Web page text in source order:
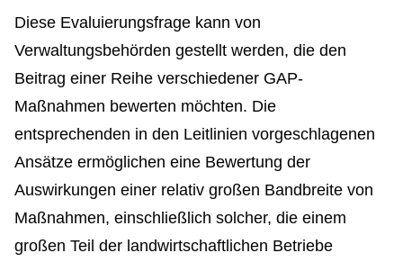
Diese Evaluierungsfrage kann von
Verwaltungsbehörden gestellt werden, die den
Beitrag einer Reihe verschiedener GAP-
Maßnahmen bewerten möchten. Die
entsprechenden in den Leitlinien vorgeschlagenen
Ansätze ermöglichen eine Bewertung der
Auswirkungen einer relativ großen Bandbreite von
Maßnahmen, einschließlich solcher, die einem
großen Teil der landwirtschaftlichen Betriebe